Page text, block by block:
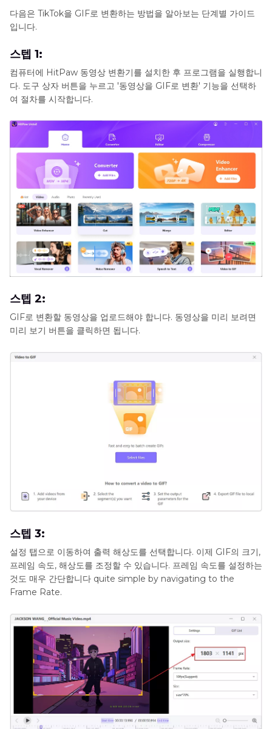
다음은 TikTok을 GIF로 변환하는 방법을 알아보는 단계별 가이드
입니다.
스텝 1:
컴퓨터에 HitPaw 동영상 변환기를 설치한 후 프로그램을 실행합니
다. 도구 상자 버튼을 누르고 '동영상을 GIF로 변환' 기능을 선택하
여 절차를 시작합니다.
스텝 2:
GIF로 변환할 동영상을 업로드해야 합니다. 동영상을 미리 보려면
미리 보기 버튼을 클릭하면 됩니다.
스텝 3:
설정 탭으로 이동하여 출력 해상도를 선택합니다. 이제 GIF의 크기,
프레임 속도, 해상도를 조정할 수 있습니다. 프레임 속도를 설정하는
것도 매우 간단합니다 quite simple by navigating to the
Frame Rate.